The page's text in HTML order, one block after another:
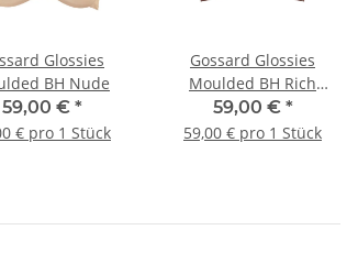
Glossies
BH Nude
59,00 € *
€ pro 1 Stück
Gossard Glossies
Moulded BH Rich
Brown
59,00 € *
59,00 € pro 1 Stück